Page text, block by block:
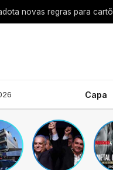
novas regras para
Capa